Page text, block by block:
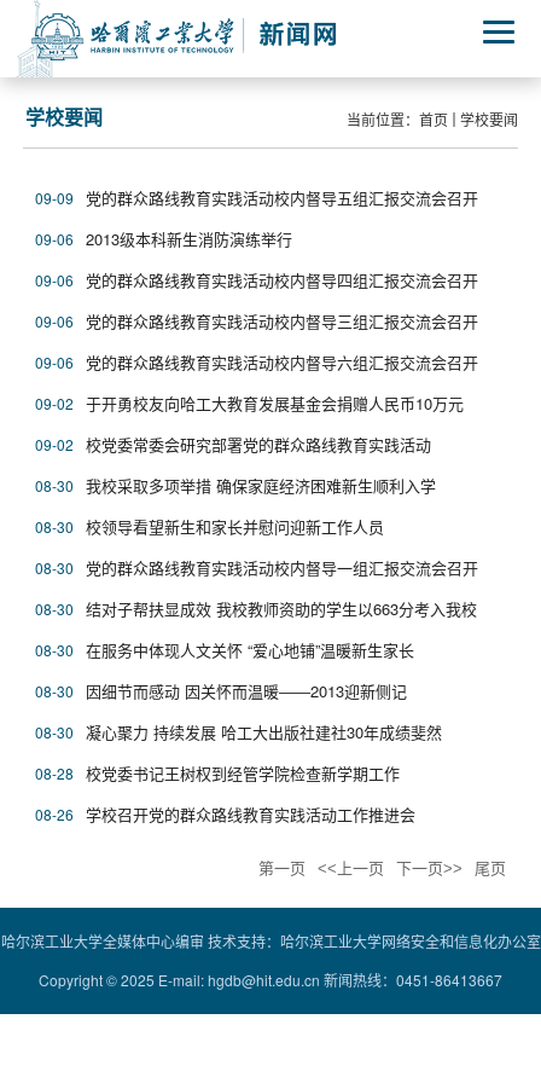
当前位置： 首页 学校要闻
学校要闻
09-09 党的群众路线教育实践活动校内督导五组汇报交流会召开
09-06 2013级本科新生消防演练举行
09-06 党的群众路线教育实践活动校内督导四组汇报交流会召开
09-06 党的群众路线教育实践活动校内督导三组汇报交流会召开
09-06 党的群众路线教育实践活动校内督导六组汇报交流会召开
09-02 于开勇校友向哈工大教育发展基金会捐赠人民币10万元
09-02 校党委常委会研究部署党的群众路线教育实践活动
08-30 我校采取多项举措 确保家庭经济困难新生顺利入学
08-30 校领导看望新生和家长并慰问迎新工作人员
08-30 党的群众路线教育实践活动校内督导一组汇报交流会召开
08-30 结对子帮扶显成效 我校教师资助的学生以663分考入我校
08-30 在服务中体现人文关怀 “爱心地铺”温暖新生家长
08-30 因细节而感动 因关怀而温暖――2013迎新侧记
08-30 凝心聚力 持续发展 哈工大出版社建社30年成绩斐然
08-28 校党委书记王树权到经管学院检查新学期工作
08-26 学校召开党的群众路线教育实践活动工作推进会
第一页 <<上一页 下一页>> 尾页
哈尔滨工业大学全媒体中心编审 技术支持：哈尔滨工业大学网络安全和信息化办公室
Copyright © 2025 E-mail: hgdb@hit.edu.cn 新闻热线：0451-86413667